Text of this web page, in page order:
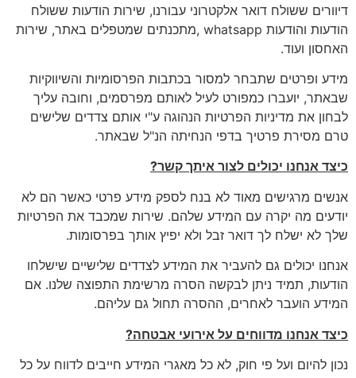
דיוורים ששולח דואר אלקטרוני עבורנו, שירות הודעות ששולח
הודעות והודעות whatsapp ,מתכנתים שמטפלים באתר, שירות
האחסון ועוד.
מידע ופרטים שתבחר למסור בכתבות הפרסומיות והשיווקיות
שבאתר, יועברו כמפורט לעיל לאותם מפרסמים, וחובה עליך
לבחון את מדיניות הפרטיות הנהוגה ע"י אותם צדדים שלישים
טרם מסירת פרטיך בדפי הנחיתה הנ"ל שבאתר.
כיצד אנחנו יכולים לצור איתך קשר?
אנשים מרגישים מאוד לא בנח לספק מידע פרטי כאשר הם לא
יודעים מה יקרה עם המידע שלהם. שירות שמכבד את הפרטיות
שלך לא ישלח לך דואר זבל ולא יפיץ אותך בפרסומות.
אנחנו יכולים גם להעביר את המידע לצדדים שלישיים שישלחו
הודעות, תמיד ניתן לבקשה הסרה מרשימת התפוצה שלנו. אם
המידע הועבר לאחרים, ההסרה תחול גם עליהם.
כיצד אנחנו מדווחים על אירועי אבטחה?
נכון להיום ועל פי חוק, לא כל מאגרי המידע חייבים לדווח על כל